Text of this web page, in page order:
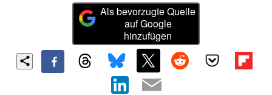
Als bevorzugte Quelle
auf Google
hinzufügen